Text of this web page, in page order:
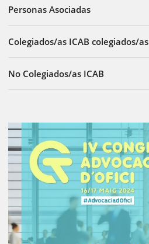
Personas Asociadas
Colegiados/as ICAB colegiados/as
No Colegiados/as ICAB